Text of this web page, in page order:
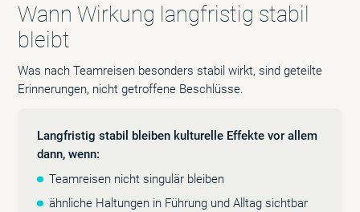
Wann Wirkung langfristig stabil
bleibt
Was nach Teamreisen besonders stabil wirkt, sind geteilte
Erinnerungen, nicht getroffene Beschlüsse.
Langfristig stabil bleiben kulturelle Effekte vor allem
dann, wenn:
Teamreisen nicht singulär bleiben
ähnliche Haltungen in Führung und Alltag sichtbar